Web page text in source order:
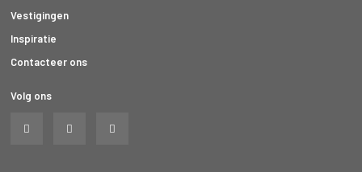
Vestigingen
Inspiratie
Contacteer ons
Volg ons